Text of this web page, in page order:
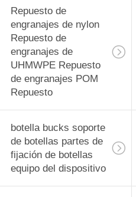
Repuesto de
engranajes de nylon
Repuesto de
engranajes de
UHMWPE Repuesto
de engranajes POM
Repuesto
botella bucks soporte
de botellas partes de
fijación de botellas
equipo del dispositivo